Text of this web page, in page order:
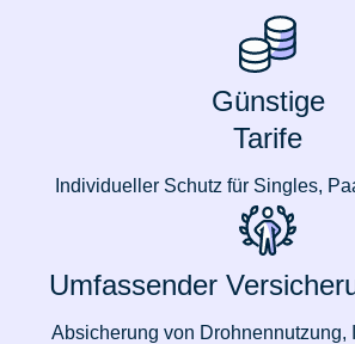
Günstige
Tarife
Individueller Schutz für Singles,
Umfassender
Absicherung von Drohnennutzung,